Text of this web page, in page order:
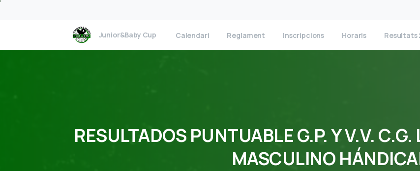
Junior&Baby Cup Calendari Reglament Inscripcions Horaris Resultats
RESULTADOS PUNTUABLEG.P.YV.V. C.G.
MASCULINO